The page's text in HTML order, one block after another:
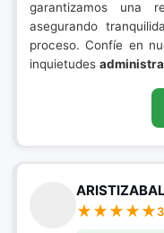
garantizamos una
asegurando
proceso. Confíe en
inquietudes